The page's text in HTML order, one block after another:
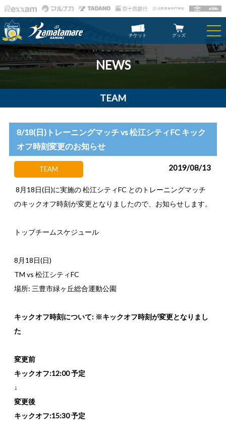
チケット グッズ
NEWS
TEAM
8/18(日)トレーニングマッチ vs 松江シティFC キック
オフ時刻変更のお知らせ
TEAM 2019/08/13
8月18日(日)に実施の 松江シティFC とのトレーニングマッチ
のキックオフ時刻が変更となりましたので、お知らせします。
トップチームスケジュール
8月18日(日)
TM vs 松江シティFC
場所: 三豊市緑ヶ丘総合運動公園
キックオフ時刻について: ※キックオフ時刻が変更となりまし
た
変更前
キックオフ:12:00 予定
↓
変更後
キックオフ:15:30 予定